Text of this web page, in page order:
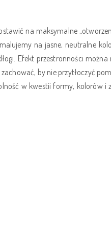
na maksymalne
na jasne, neutralne
Efekt przestronności
by nie przytłoczyć
w kwestii formy,